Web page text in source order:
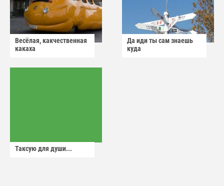
Весёлая, какчественная
какаха
Да иди ты сам знаешь
куда
Таксую для души...